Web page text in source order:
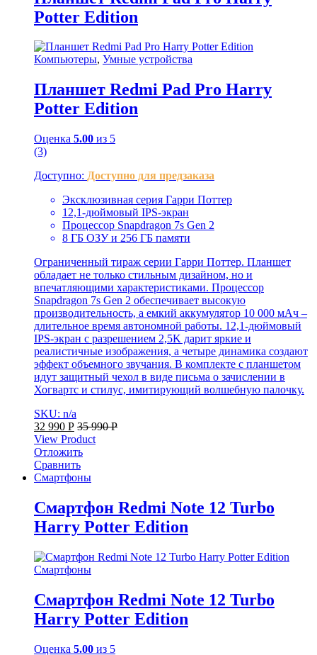
Potter Edition
Компьютеры, Умные устройства
Планшет Redmi Pad Pro Harry
Potter Edition
Оценка 5.00 из 5
(3)
Доступно: Доступно для предзаказа
Эксклюзивная серия Гарри Поттер
12,1-дюймовый IPS-экран
Процессор Snapdragon 7s Gen 2
8 ГБ ОЗУ и 256 ГБ памяти
Ограниченный тираж серии Гарри Поттер. Планшет
обладает не только стильным дизайном, но и
впечатляющими характеристиками. Процессор
Snapdragon 7s Gen 2 обеспечивает высокую
производительность, а емкий аккумулятор 10 000 мАч –
длительное время автономной работы. 12,1-дюймовый
IPS-экран с разрешением 2,5K дарит яркие и
реалистичные изображения, а четыре динамика создают
эффект объемного звучания. В комплекте с планшетом
идут защитный чехол в виде письма о зачислении в
Хогвартс и стилус, имитирующий волшебную палочку.
SKU: n/a
32 990 Р 35 990Р
View Product
Отложить
Сравнить
Смартфоны
Смартфон Redmi Note 12 Turbo
Harry Potter Edition
Смартфоны
Смартфон Redmi Note 12 Turbo
Harry Potter Edition
Оценка 5.00 из 5